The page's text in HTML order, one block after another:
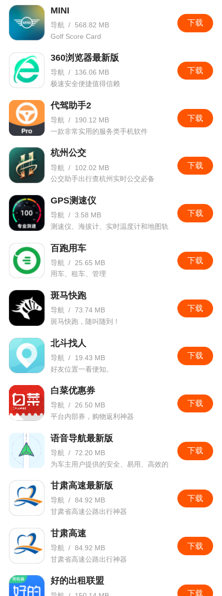
下载
MINI
导航 /
568.82 MB
Golf Score Card
下载
360浏览器最新版
导航 /
136.06 MB
极速安全便捷值得信赖
下载
代驾助手2
导航 /
190.12 MB
一款非常实用的服务类手机软件
下载
杭州公交
导航 /
102.02 MB
公交助手出行查杭州实时公交必备
下载
GPS测速仪
导航 / 3.58 MB
测速仪、海拔计、实时温度计和地图轨
下载
百跑用车
导航 /
25.65 MB
用车、租车、管理
下载
斑马快跑
导航 / 73.74 MB
斑马快跑，随叫随到！
下载
北斗找人
导航 /
19.43 MB
好友位置一看便知。
下载
白菜优惠券
导航 / 26.50 MB
平台内部券，购物返利神器
下载
语音导航最新版
导航 / 72.20 MB
为车主用户提供的安全、易用、高效的
下载
甘肃高速最新版
导航 / 84.92 MB
甘肃省高速公路出行神器
下载
甘肃高速
导航 / 84.92 MB
甘肃省高速公路出行神器
下载
好的出租联盟